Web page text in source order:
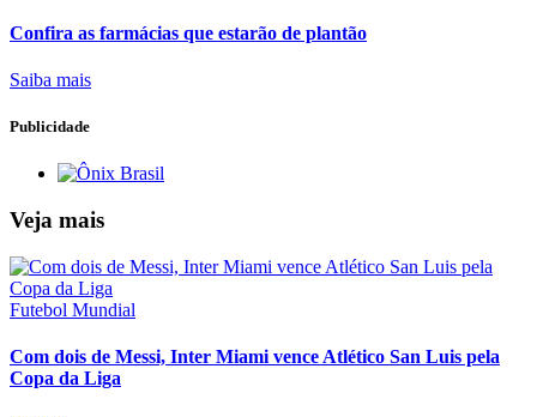
Confira as farmácias que estarão de plantão
Saiba mais
Publicidade
Veja mais
Futebol Mundial
Com dois de Messi, Inter Miami vence Atlético San Luis pela
Copa da Liga